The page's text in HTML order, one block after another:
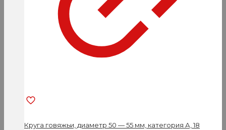
Круга говяжьи, диаметр 50 — 55 мм, категория А, 18